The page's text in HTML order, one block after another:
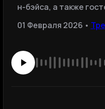
н-бэйса, а также
01 Февраля 2026 •